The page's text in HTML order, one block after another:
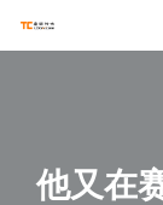
他又在